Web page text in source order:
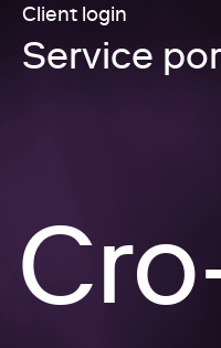
Client login
Service